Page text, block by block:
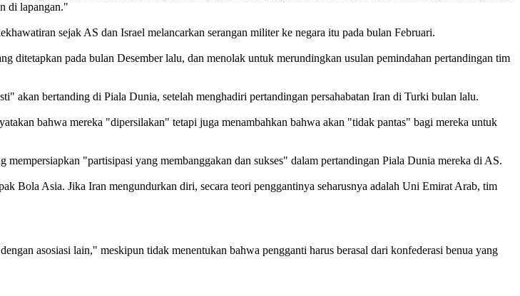
di lapangan."
sejak AS dan Israel melancarkan serangan militer ke negara itu pada bulan Februari.
ditetapkan pada bulan Desember lalu, dan menolak untuk merundingkan usulan pemindahan pertandingan tim
bertanding di Piala Dunia, setelah menghadiri pertandingan persahabatan Iran di Turki bulan lalu.
bahwa mereka "dipersilakan" tetapi juga menambahkan bahwa akan "tidak pantas" bagi mereka untuk
"partisipasi yang membanggakan dan sukses" dalam pertandingan Piala Dunia mereka di AS.
Bola Asia. Jika Iran mengundurkan diri, secara teori penggantinya seharusnya adalah Uni Emirat Arab, tim
asosiasi lain," meskipun tidak menentukan bahwa pengganti harus berasal dari konfederasi benua yang